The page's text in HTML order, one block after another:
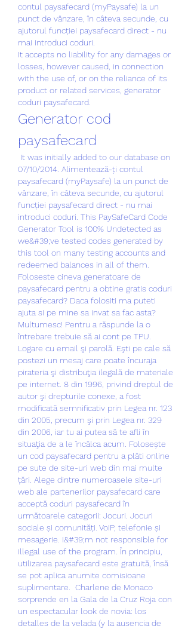
contul paysafecard (myPaysafe) la un
punct de vânzare, în câteva secunde, cu
ajutorul funcției paysafecard direct - nu
mai introduci coduri.
It accepts no liability for any damages or
losses, however caused, in connection
with the use of, or on the reliance of its
product or related services, generator
coduri paysafecard.
Generator cod
paysafecard
07/10/2014. Alimentează-ți contul
paysafecard (myPaysafe) la un punct de
vânzare, în câteva secunde, cu ajutorul
funcției paysafecard direct - nu mai
introduci coduri. This PaySafeCard Code
Generator Tool is 100% Undetected as
we&#39;ve tested codes generated by
this tool on many testing accounts and
redeemed balances in all of them.
Foloseste cineva generatoare de
paysafecard pentru a obtine gratis coduri
paysafecard? Daca folositi ma puteti
ajuta si pe mine sa invat sa fac asta?
Multumesc! Pentru a răspunde la o
întrebare trebuie să ai cont pe TPU.
Logare cu email şi parolă. Eşti pe cale să
postezi un mesaj care poate încuraja
pirateria şi distribuţia ilegală de materiale
pe internet. 8 din 1996, privind dreptul de
autor şi drepturile conexe, a fost
modificată semnificativ prin Legea nr. 123
din 2005, precum şi prin Legea nr. 329
din 2006, iar tu ai putea să te afli în
situaţia de a le încălca acum. Folosește
un cod paysafecard pentru a plăti online
pe sute de site-uri web din mai multe
țări. Alege dintre numeroasele site-uri
web ale partenerilor paysafecard care
acceptă coduri paysafecard în
următoarele categorii: Jocuri. Jocuri
sociale și comunități. VoIP, telefonie și
mesagerie. I&#39;m not responsible for
illegal use of the program. În principiu,
utilizarea paysafecard este gratuită, însă
se pot aplica anumite comisioane
suplimentare.  Charlene de Monaco
sorprende en la Gala de la Cruz Roja con
un espectacular look de novia: los
detalles de la velada (y la ausencia de